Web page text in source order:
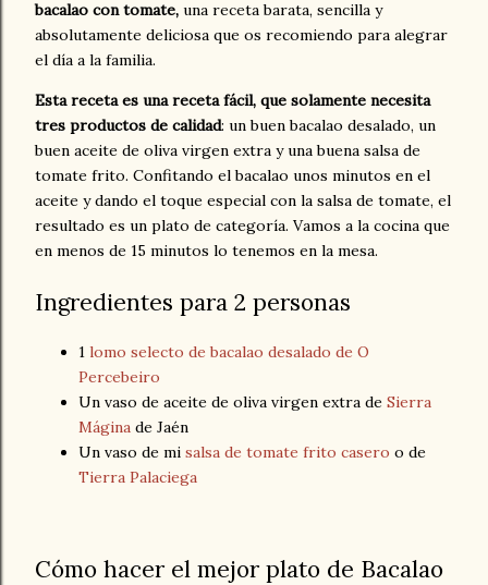
bacalao con tomate, una receta barata, sencilla y
absolutamente deliciosa que os recomiendo para alegrar
el día a la familia.
Esta receta es una receta fácil, que solamente necesita
tres productos de calidad: un buen bacalao desalado, un
buen aceite de oliva virgen extra y una buena salsa de
tomate frito. Confitando el bacalao unos minutos en el
aceite y dando el toque especial con la salsa de tomate, el
resultado es un plato de categoría. Vamos a la cocina que
en menos de 15 minutos lo tenemos en la mesa.
Ingredientes para 2 personas
1 lomo selecto de bacalao desalado de O
Percebeiro
Un vaso de aceite de oliva virgen extra de Sierra
Mágina de Jaén
Un vaso de mi salsa de tomate frito casero o de
Tierra Palaciega
Cómo hacer el mejor plato de Bacalao